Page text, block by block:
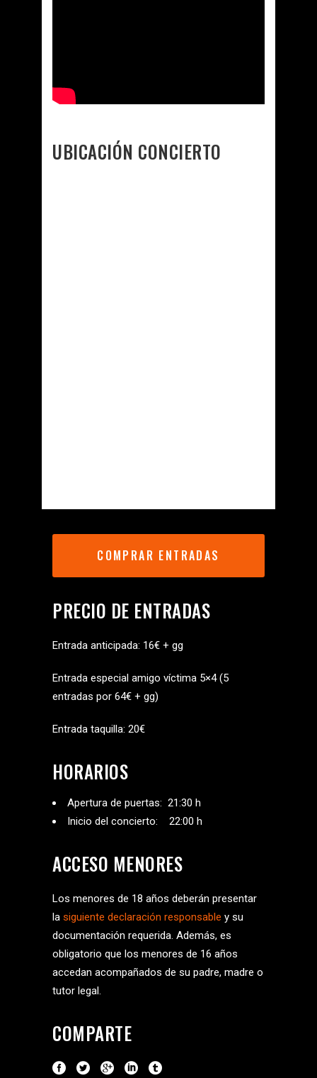
UBICACIÓN CONCIERTO
COMPRAR ENTRADAS
PRECIO DE ENTRADAS
Entrada anticipada: 16€ + gg
Entrada especial amigo víctima 5×4 (5
entradas por 64€ + gg)
Entrada taquilla: 20€
HORARIOS
Apertura de puertas: 21:30 h
Inicio del concierto: 22:00 h
ACCESO MENORES
Los menores de 18 años deberán presentar
la siguiente declaración responsable y su
documentación requerida. Además, es
obligatorio que los menores de 16 años
accedan acompañados de su padre, madre o
tutor legal.
COMPARTE